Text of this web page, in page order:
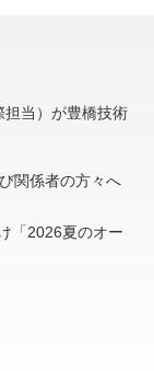
担当）が豊橋技術
関係者の方々へ
「2026夏のオー